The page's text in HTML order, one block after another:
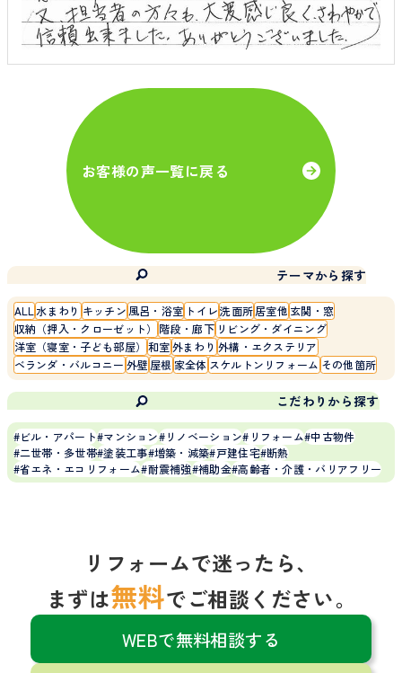
お客様の声一覧に戻る
テーマから探す
ALL水まわり キッチン風呂・浴室 トイレ洗面所居室他玄関・窓
収納（押入・クローゼット）階段・廊下リビング・ダイニング
洋室（寝室・子ども部屋）和室外まわり 外構・エクステリア
ベランダ・バルコニー 外壁屋根 家全体 スケルトンリフォーム その他箇所
こだわりから探す
ビル・アパート マンション リノベーション リフォーム 中古物件
二世帯・多世帯 塗装工事 増築・減築 戸建住宅 断熱
省エネ・エコリフォーム 耐震補強 補助金 高齢者・介護・バリアフリー
リフォームで迷ったら、
まずは無料でご相談ください。
WEBで無料相談する